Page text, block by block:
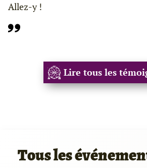
Allez-y !
Lire tous les
Tous les